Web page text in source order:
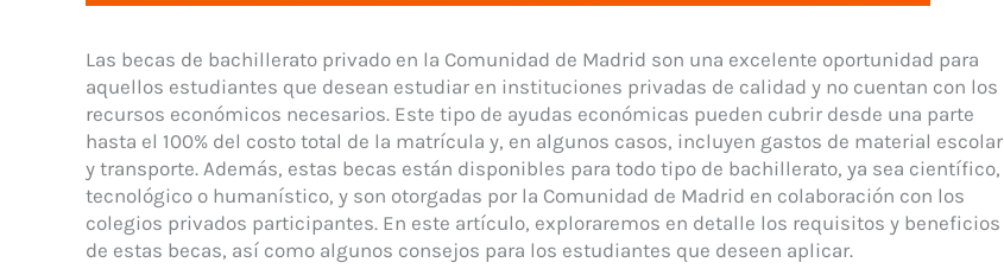
Las becas de bachillerato privado en la Comunidad de Madrid son una excelente oportunidad para
aquellos estudiantes que desean estudiar en instituciones privadas de calidad y no cuentan con los
recursos económicos necesarios. Este tipo de ayudas económicas pueden cubrir desde una parte
hasta el 100% del costo total de la matrícula y, en algunos casos, incluyen gastos de material escolar
y transporte. Además, estas becas están disponibles para todo tipo de bachillerato, ya sea científico,
tecnológico o humanístico, y son otorgadas por la Comunidad de Madrid en colaboración con los
colegios privados participantes. En este artículo, exploraremos en detalle los requisitos y beneficios
de estas becas, así como algunos consejos para los estudiantes que deseen aplicar.